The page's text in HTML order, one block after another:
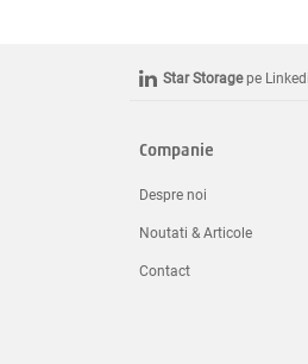
Star Storagepe
Companie
Despre noi
Noutati & Articole
Contact